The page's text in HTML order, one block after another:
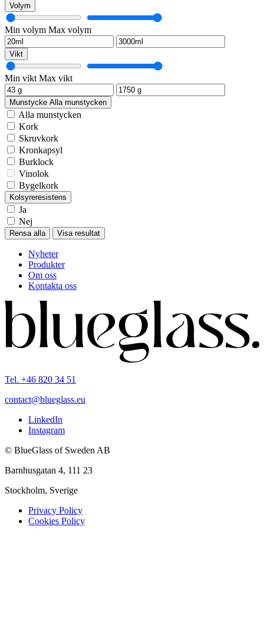
Volym
Min volym Max volym
Vikt
Min vikt Max vikt
Munstycke Alla munstycken
Alla munstycken
Kork
Skruvkork
Kronkapsyl
Burklock
Vinolok
Bygelkork
Kolsyreresistens
Ja
Nej
Rensa alla Visa resultat
Nyheter
Produkter
Om oss
Kontakta oss
Tel. +46 820 34 51
contact@blueglass.eu
LinkedIn
Instagram
© BlueGlass of Sweden AB
Barnhusgatan 4, 111 23
Stockholm, Sverige
Privacy Policy
Cookies Policy